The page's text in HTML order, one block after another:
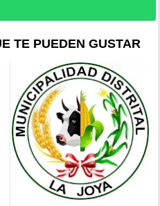
TE PUEDEN GUSTAR